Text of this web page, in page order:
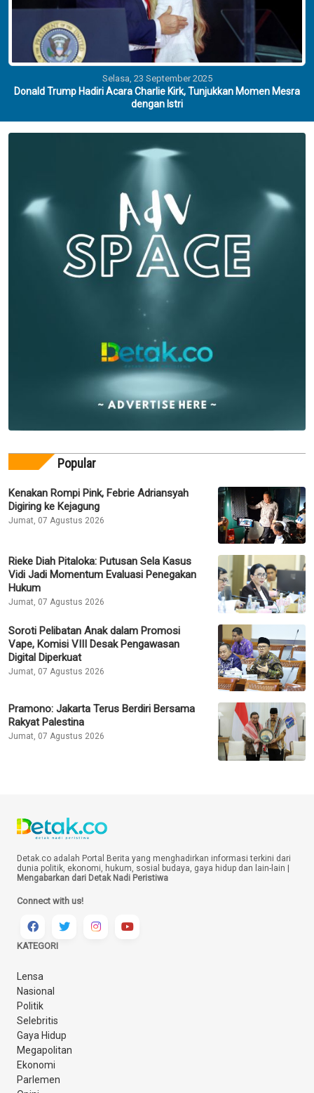
Selasa, 23 September 2025
Donald Trump Hadiri Acara Charlie Kirk, Tunjukkan Momen Mesra
dengan Istri
Popular
Kenakan Rompi Pink, Febrie Adriansyah
Digiring ke Kejagung
Jumat, 07 Agustus 2026
Rieke Diah Pitaloka: Putusan Sela Kasus
Vidi Jadi Momentum Evaluasi Penegakan
Hukum
Jumat, 07 Agustus 2026
Soroti Pelibatan Anak dalam Promosi
Vape, Komisi VIII Desak Pengawasan
Digital Diperkuat
Jumat, 07 Agustus 2026
Pramono: Jakarta Terus Berdiri Bersama
Rakyat Palestina
Jumat, 07 Agustus 2026
Detak.co adalah Portal Berita yang menghadirkan informasi terkini dari
dunia politik, ekonomi, hukum, sosial budaya, gaya hidup dan lain-lain |
Mengabarkan dari Detak Nadi Peristiwa
Connect with us!
KATEGORI
Lensa
Nasional
Politik
Selebritis
Gaya Hidup
Megapolitan
Ekonomi
Parlemen